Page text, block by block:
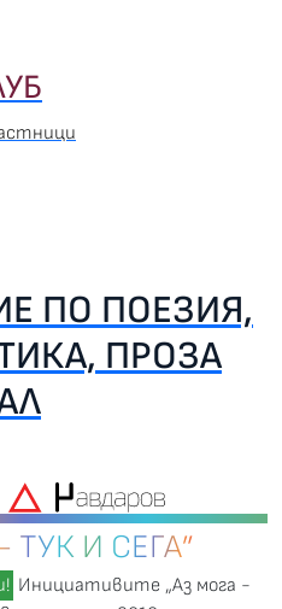
ПО ПОЕЗИЯ,
ПРОЗА
ТУК И СЕГА”
Инициативите „Аз мога -